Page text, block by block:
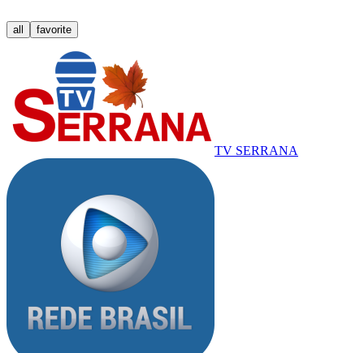
all favorite
TV SERRANA